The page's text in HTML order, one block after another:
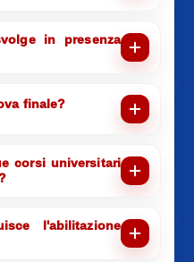
in presenza
finale?
corsi universitari
l'abilitazione